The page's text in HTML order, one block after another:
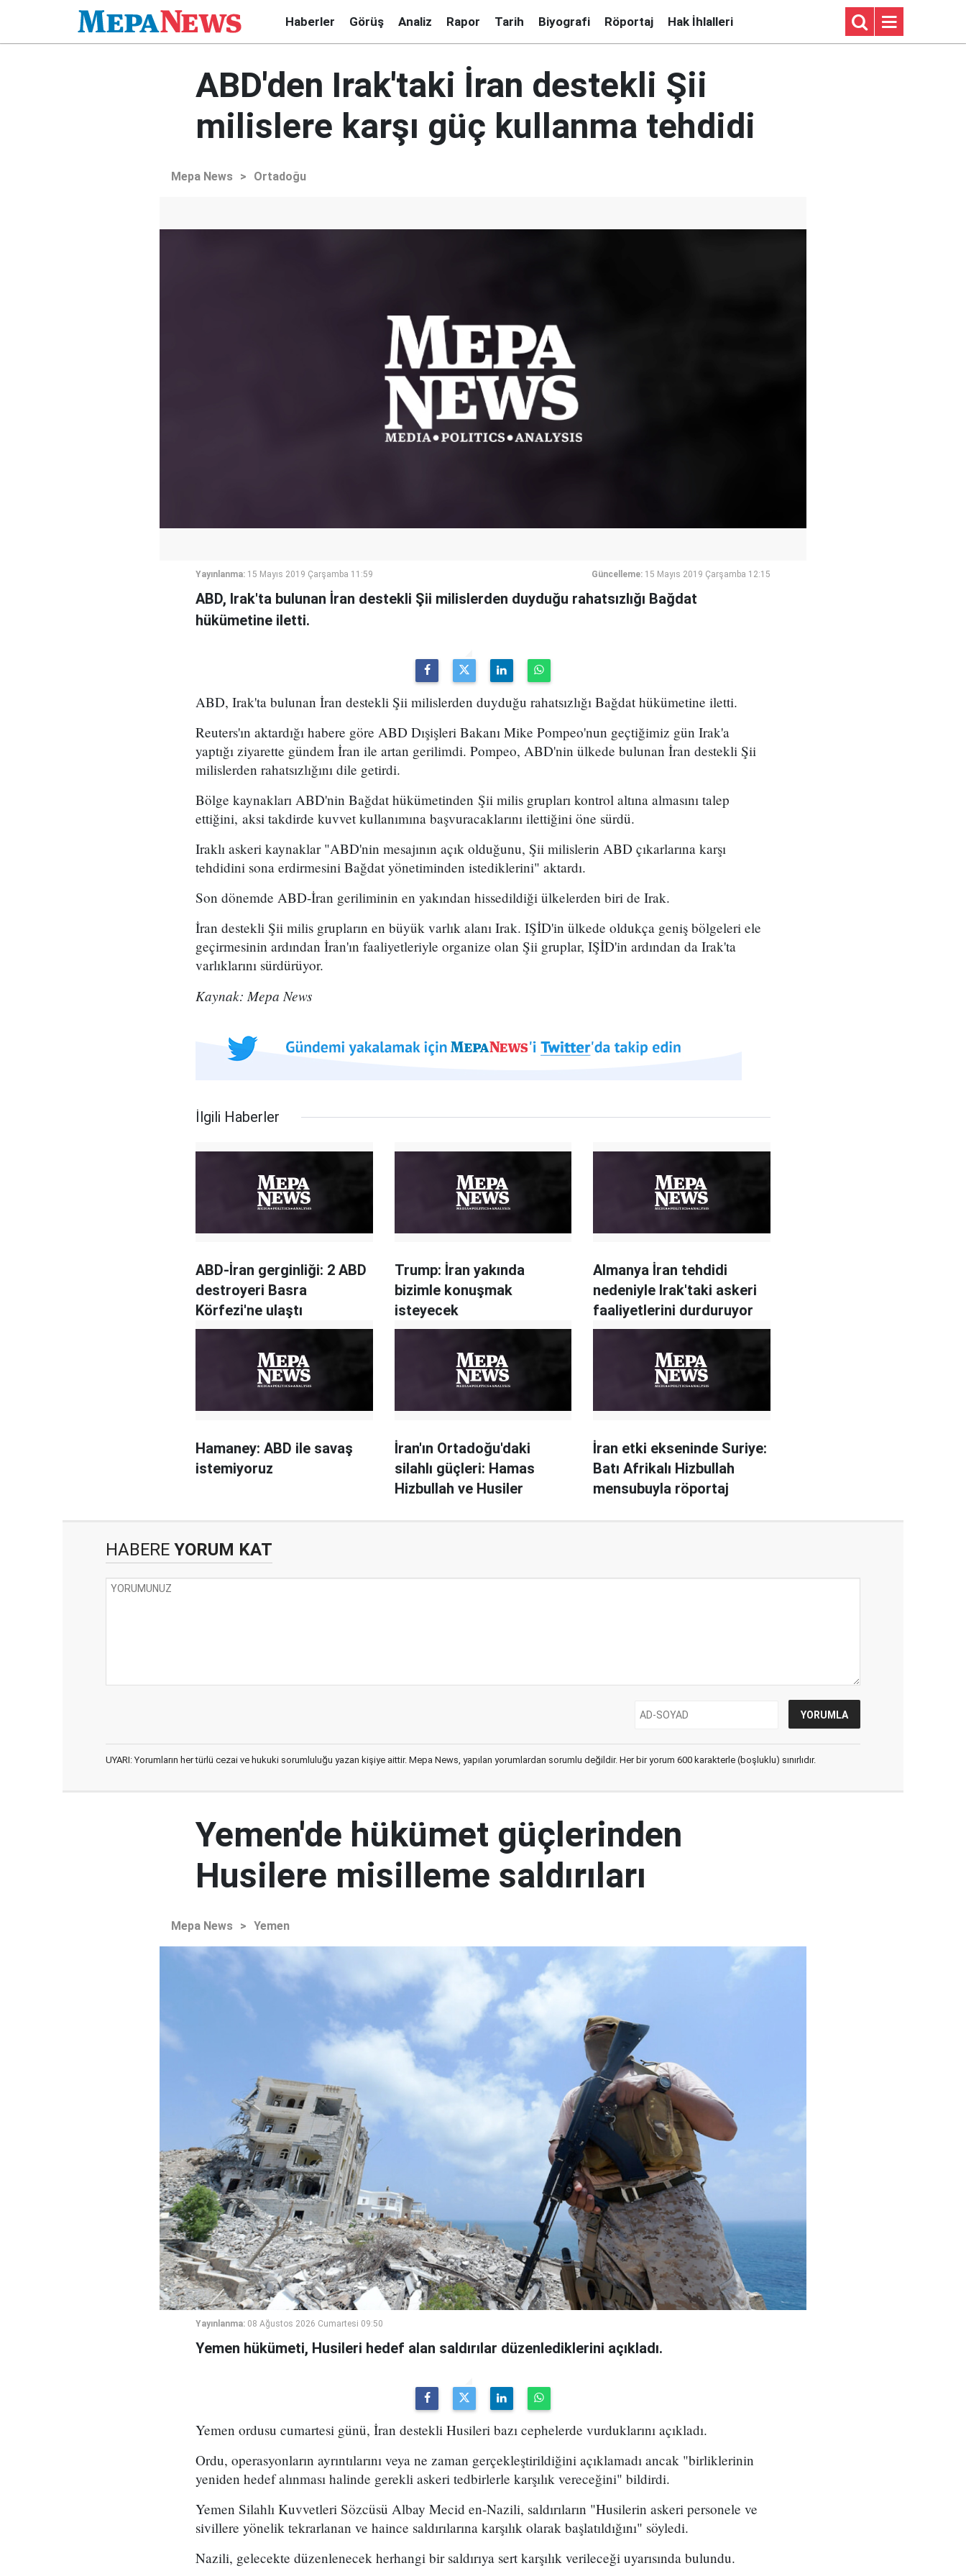
Haberler Görüş Analiz Rapor Tarih Biyografi Röportaj Hak İhlalleri
ABD'den Irak'taki İran destekli Şii
milislere karşı güç kullanma tehdidi
Mepa News > Ortadoğu
Yayınlanma: 15 Mayıs 2019 Çarşamba 11:59 Güncelleme: 15 Mayıs 2019 Çarşamba 12:15
ABD, Irak'ta bulunan İran destekli Şii milislerden duyduğu rahatsızlığı Bağdat
hükümetine iletti.
ABD, Irak'ta bulunan İran destekli Şii milislerden duyduğu rahatsızlığı Bağdat hükümetine iletti.
Reuters'ın aktardığı habere göre ABD Dışişleri Bakanı Mike Pompeo'nun geçtiğimiz gün Irak'a
yaptığı ziyarette gündem İran ile artan gerilimdi. Pompeo, ABD'nin ülkede bulunan İran destekli Şii
milislerden rahatsızlığını dile getirdi.
Bölge kaynakları ABD'nin Bağdat hükümetinden Şii milis grupları kontrol altına almasını talep
ettiğini, aksi takdirde kuvvet kullanımına başvuracaklarını ilettiğini öne sürdü.
Iraklı askeri kaynaklar "ABD'nin mesajının açık olduğunu, Şii milislerin ABD çıkarlarına karşı
tehdidini sona erdirmesini Bağdat yönetiminden istediklerini" aktardı.
Son dönemde ABD-İran geriliminin en yakından hissedildiği ülkelerden biri de Irak.
İran destekli Şii milis grupların en büyük varlık alanı Irak. IŞİD'in ülkede oldukça geniş bölgeleri ele
geçirmesinin ardından İran'ın faaliyetleriyle organize olan Şii gruplar, IŞİD'in ardından da Irak'ta
varlıklarını sürdürüyor.
Kaynak: Mepa News
İlgili Haberler
ABD-İran gerginliği: 2 ABD
destroyeri Basra
Körfezi'ne ulaştı
Trump: İran yakında
bizimle konuşmak
isteyecek
Almanya İran tehdidi
nedeniyle Irak'taki askeri
faaliyetlerini durduruyor
Hamaney: ABD ile savaş
istemiyoruz
İran'ın Ortadoğu'daki
silahlı güçleri: Hamas
Hizbullah ve Husiler
İran etki ekseninde Suriye:
Batı Afrikalı Hizbullah
mensubuyla röportaj
HABERE YORUM KAT
UYARI: Yorumların her türlü cezai ve hukuki sorumluluğu yazan kişiye aittir. Mepa News, yapılan yorumlardan sorumlu değildir. Her bir yorum 600 karakterle (boşluklu) sınırlıdır.
Yemen'de hükümet güçlerinden
Husilere misilleme saldırıları
Mepa News > Yemen
Yayınlanma: 08 Ağustos 2026 Cumartesi 09:50
Yemen hükümeti, Husileri hedef alan saldırılar düzenlediklerini açıkladı.
Yemen ordusu cumartesi günü, İran destekli Husileri bazı cephelerde vurduklarını açıkladı.
Ordu, operasyonların ayrıntılarını veya ne zaman gerçekleştirildiğini açıklamadı ancak "birliklerinin
yeniden hedef alınması halinde gerekli askeri tedbirlerle karşılık vereceğini" bildirdi.
Yemen Silahlı Kuvvetleri Sözcüsü Albay Mecid en-Nazili, saldırıların "Husilerin askeri personele ve
sivillere yönelik tekrarlanan ve haince saldırılarına karşılık olarak başlatıldığını" söyledi.
Nazili, gelecekte düzenlenecek herhangi bir saldırıya sert karşılık verileceği uyarısında bulundu.